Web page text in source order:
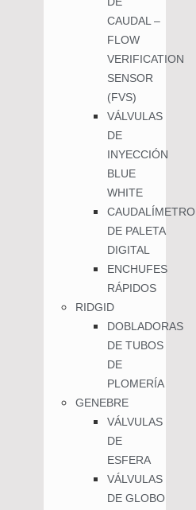
CAUDAL –
FLOW
VERIFICATION
SENSOR
(FVS)
VÁLVULAS
DE
INYECCIÓN
BLUE
WHITE
CAUDALÍMETRO
DE PALETA
DIGITAL
ENCHUFES
RÁPIDOS
RIDGID
DOBLADORAS
DE TUBOS
DE
PLOMERÍA
GENEBRE
VÁLVULAS
DE
ESFERA
VÁLVULAS
DE GLOBO